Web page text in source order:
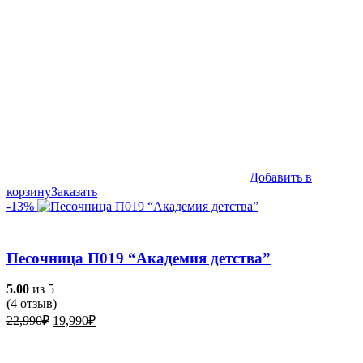
Добавить в
корзинуЗаказать
-13%
Песочница П019 “Академия детства”
5.00 из 5
(4 отзыв)
22,990₽ Первоначальная
19,990₽Текущая